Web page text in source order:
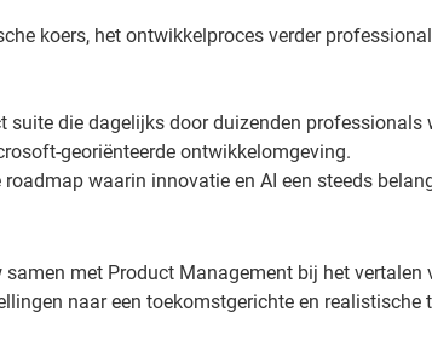
koers, het ontwikkelproces verder
suite die dagelijks door duizenden professionals
georiënteerde ontwikkelomgeving.
waarin innovatie en AI een steeds
samen met Product Management bij het vertalen
naar een toekomstgerichte en realistische